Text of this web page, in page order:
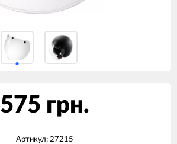
575 грн.
Артикул: 27215